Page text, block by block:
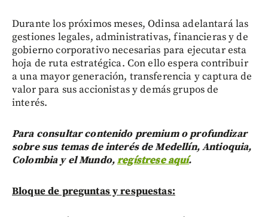
Durante los próximos meses, Odinsa adelantará las
gestiones legales, administrativas, financieras y de
gobierno corporativo necesarias para ejecutar esta
hoja de ruta estratégica. Con ello espera contribuir
a una mayor generación, transferencia y captura de
valor para sus accionistas y demás grupos de
interés.
Para consultar contenido premium o profundizar
sobre sus temas de interés de Medellín, Antioquia,
Colombia y el Mundo,regístrese aquí.
Bloque de preguntas y respuestas: